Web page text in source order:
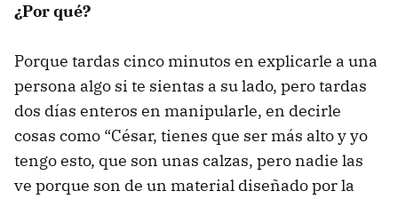
¿Por qué?
Porque tardas cinco minutos en explicarle a una
persona algo si te sientas a su lado, pero tardas
dos días enteros en manipularle, en decirle
cosas como “César, tienes que ser más alto y yo
tengo esto, que son unas calzas, pero nadie las
ve porque son de un material diseñado por la